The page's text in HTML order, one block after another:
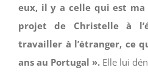
eux, il y a celle qui est ma
projet de Christelle à
travailler à l’étranger, ce
ans au Portugal ». Elle lui